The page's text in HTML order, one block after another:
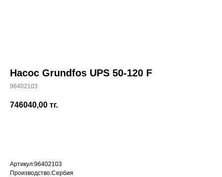
(700) 730-70-73
Насос Grundfos UPS 50-120 F
96402103
746040,00 тг.
Артикул:96402103
Производство:Сербия